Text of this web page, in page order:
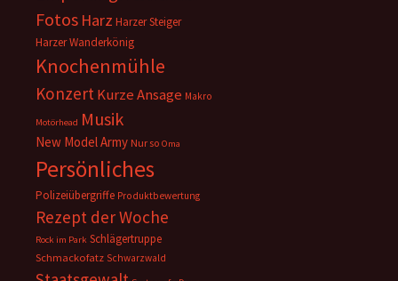
Fotos Harz Harzer Steiger
Harzer Wanderkönig
Knochenmühle
KonzertKurze Ansage Makro
Motörhead Musik
New Model Army Nur so Oma
Persönliches
Polizeiübergriffe Produktbewertung
Rezept der Woche
Rock im Park Schlägertruppe
Schmackofatz Schwarzwald